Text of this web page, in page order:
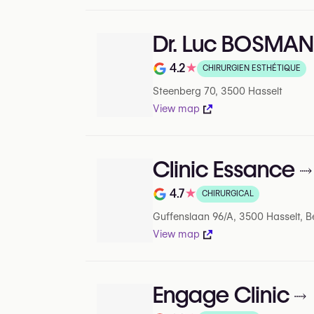
Dr. Luc
Note de 4.2 sur 5 sur Google
4.2★ CHIRURGIEN ESTHÉTIQUE
Steenberg 70, 3500 Hasselt
View map
Clinic Essance
Note de 4.7 sur 5 sur Google
4.7★ CHIRURGICAL
Guffenslaan 96/A, 3500 Hasselt,
View map
Engage Clinic